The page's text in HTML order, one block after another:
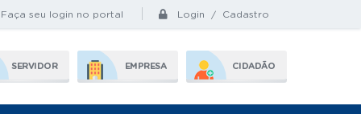
Faça seu login no portal Login / Cadastro
CIDADÃO
EMPRESA
SERVIDOR